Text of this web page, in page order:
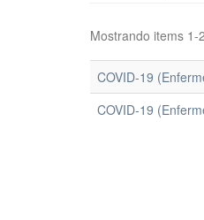
Mostrando items 1-2
COVID-19
COVID-19